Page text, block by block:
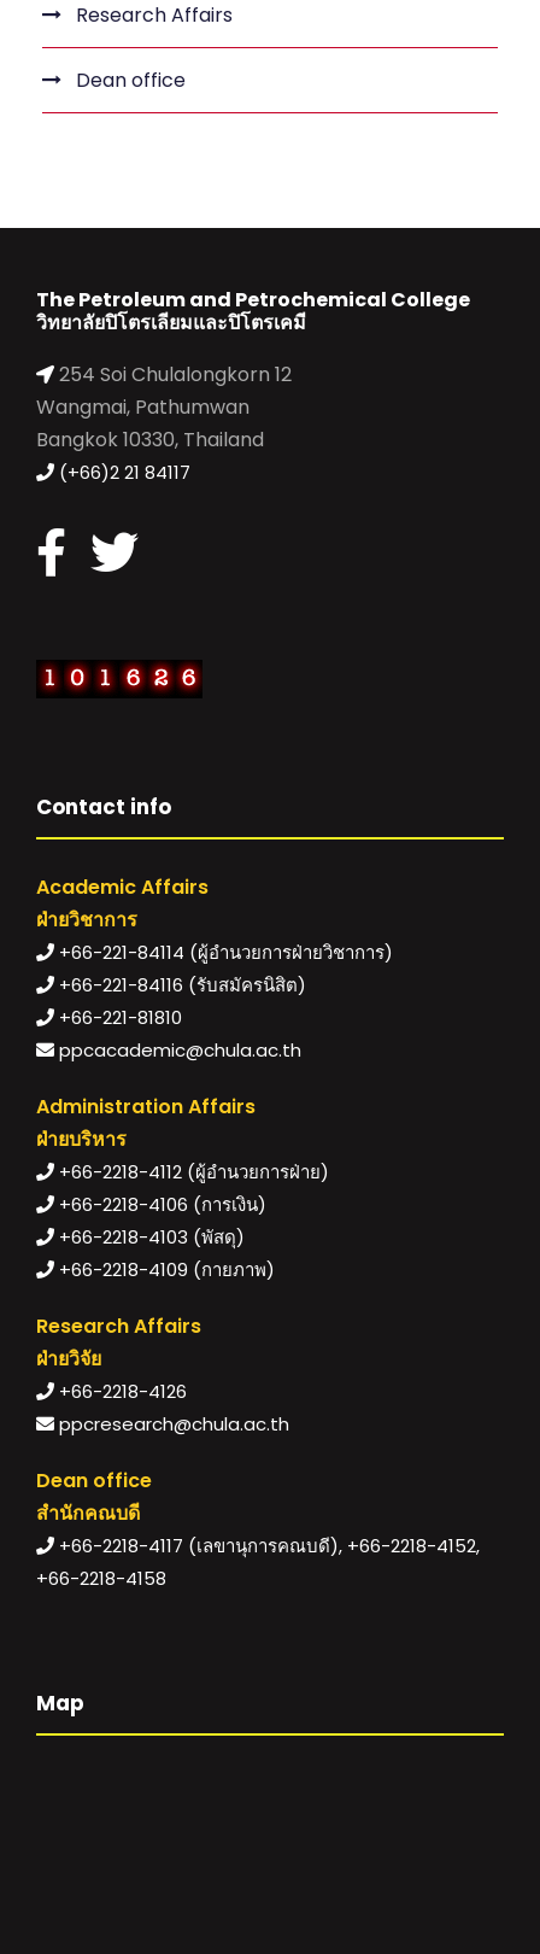
Research Affairs
Dean office
The Petroleum and Petrochemical College
วิทยาลัยปิโตรเลียมและปิโตรเคมี
254 Soi Chulalongkorn 12
Wangmai, Pathumwan
Bangkok 10330, Thailand
(+66)2 21 84117
Contact info
Academic Affairs
ฝ่ายวิชาการ
+66-221-84114 (ผู้อำนวยการฝ่ายวิชาการ)
+66-221-84116 (รับสมัครนิสิต)
+66-221-81810
ppcacademic@chula.ac.th
Administration Affairs
ฝ่ายบริหาร
+66-2218-4112 (ผู้อำนวยการฝ่าย)
+66-2218-4106 (การเงิน)
+66-2218-4103 (พัสดุ)
+66-2218-4109 (กายภาพ)
Research Affairs
ฝ่ายวิจัย
+66-2218-4126
ppcresearch@chula.ac.th
Dean office
สำนักคณบดี
+66-2218-4117 (เลขานุการคณบดี), +66-2218-4152,
+66-2218-4158
Map